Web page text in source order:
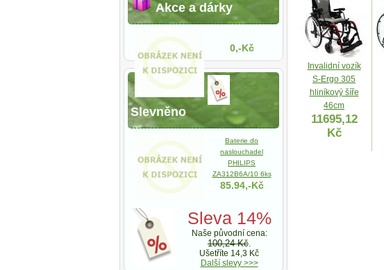
Invalidní vozík
S-Ergo 305
hliníkový šíře
46cm
11695,12
Kč
Akce a dárky
0,-Kč
Slevněno
Baterie do
naslouchadel
PHILIPS
ZA312B6A/10 6ks
85.94,-Kč
Sleva 14%
Naše původní cena:
100,24 Kč.
Ušetříte 14,3 Kč
Další slevy >>>